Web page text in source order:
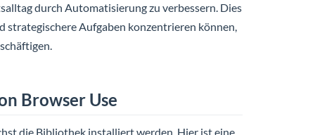
durch Automatisierung zu verbessern. Dies
strategischere Aufgaben konzentrieren können,
Browser Use
die Bibliothek installiert werden. Hier ist eine